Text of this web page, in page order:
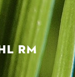
RM